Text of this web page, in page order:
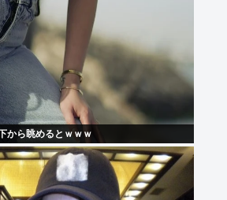
から眺めるとｗｗｗ